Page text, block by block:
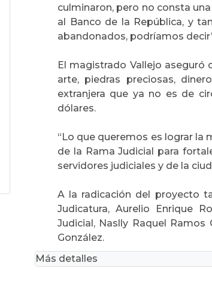
culminaron, pero no consta
al Banco de la República, y
abandonados, podríamos
El magistrado Vallejo aseguró
arte, piedras preciosas,
extranjera que ya no es de
dólares.
“Lo que queremos es lograr la
de la Rama Judicial para
servidores judiciales y de la
A la radicación del proyecto
Judicatura, Aurelio Enrique
Judicial, Naslly Raquel
González.
Más detalles